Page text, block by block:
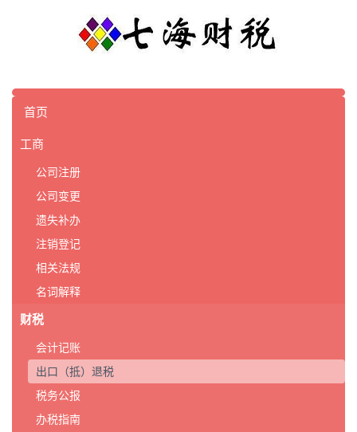
首页
工商
公司注册
公司变更
遗失补办
注销登记
相关法规
名词解释
财税
会计记账
出口（抵）退税
税务公报
办税指南